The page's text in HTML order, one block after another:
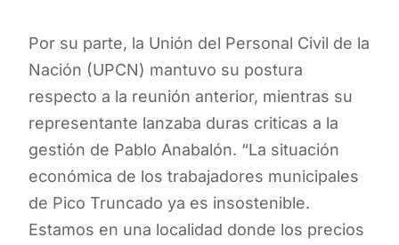
Por su parte, la Unión del Personal Civil de la
Nación (UPCN) mantuvo su postura
respecto a la reunión anterior, mientras su
representante lanzaba duras criticas a la
gestión de Pablo Anabalón. “La situación
económica de los trabajadores municipales
de Pico Truncado ya es insostenible.
Estamos en una localidad donde los precios